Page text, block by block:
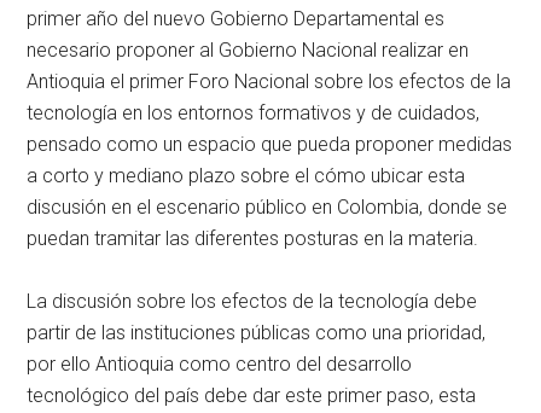
primer año del nuevo Gobierno Departamental es
necesario proponer al Gobierno Nacional realizar en
Antioquia el primer Foro Nacional sobre los efectos de la
tecnología en los entornos formativos y de cuidados,
pensado como un espacio que pueda proponer medidas
a corto y mediano plazo sobre el cómo ubicar esta
discusión en el escenario público en Colombia, donde se
puedan tramitar las diferentes posturas en la materia.
La discusión sobre los efectos de la tecnología debe
partir de las instituciones públicas como una prioridad,
por ello Antioquia como centro del desarrollo
tecnológico del país debe dar este primer paso, esta